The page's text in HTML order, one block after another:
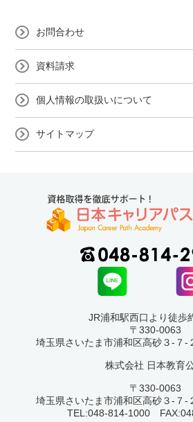
お問合わせ
資料請求
個人情報の取扱いについて
サイトマップ
JR浦和駅西口より徒歩
〒330-0063
埼玉県さいたま市浦和区高砂３-７-
株式会社 日本教育
〒330-0063
埼玉県さいたま市浦和区高砂３-７-
TEL:048-814-1000